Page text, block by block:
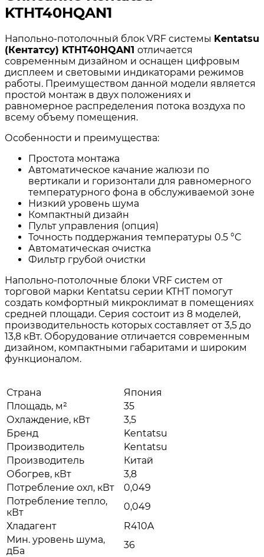
KTHT40HQAN1
Напольно-потолочный блок VRF системы Kentatsu
(Кентатсу) KTHT40HQAN1 отличается
современным дизайном и оснащен цифровым
дисплеем и световыми индикаторами режимов
работы. Преимуществом данной модели является
простой монтаж в двух положениях и
равномерное распределения потока воздуха по
всему объему помещения.
Особенности и преимущества:
Простота монтажа
Автоматическое качание жалюзи по
вертикали и горизонтали для равномерного
температурного фона в обслуживаемой зоне
Низкий уровень шума
Компактный дизайн
Пульт управления (опция)
Точность поддержания температуры 0.5 °С
Автоматическая очистка
Фильтр грубой очистки
Напольно-потолочные блоки VRF систем от
торговой марки Kentatsu серии KTHT помогут
создать комфортный микроклимат в помещениях
средней площади. Серия состоит из 8 моделей,
производительность которых составляет от 3,5 до
13,8 кВт. Оборудование отличается современным
дизайном, компактными габаритами и широким
функционалом.
Страна
Япония
Площадь, м²
35
Охлаждение, кВт
3,5
Бренд
Kentatsu
Производитель
Kentatsu
Производитель
Китай
Обогрев, кВт
3,8
Потребление охл, кВт
0,049
Потребление тепло,
кВт
0,049
Хладагент
R410A
Мин. уровень шума,
дБа
36